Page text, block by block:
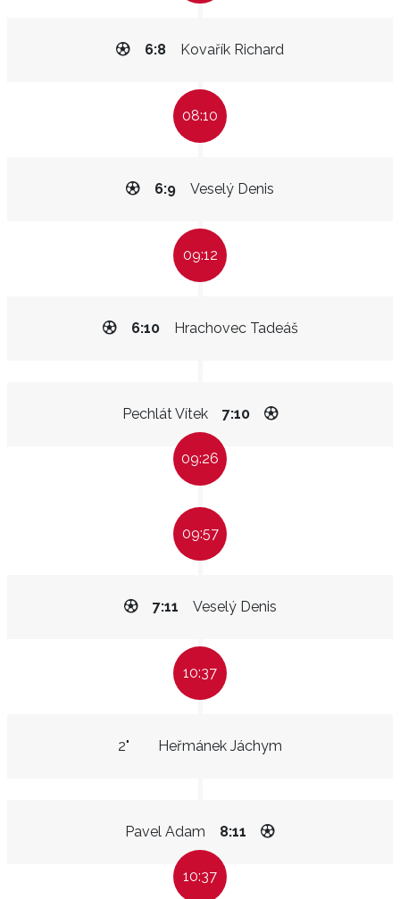
Kovařík Richard
6:8
08:10
Veselý Denis
6:9
09:12
Hrachovec Tadeáš
6:10
Pechlát Vítek 7:10
09:26
09:57
Veselý Denis
7:11
10:37
Heřmánek Jáchym
2"
Pavel Adam 8:11
10:37